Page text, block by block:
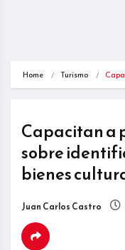
Home Turismo
Capacitan a
sobre
bienes
Juan Carlos Castro